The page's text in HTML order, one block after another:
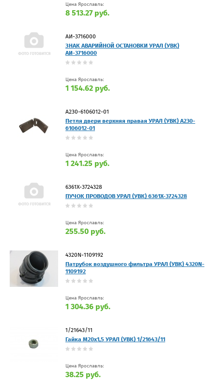
Цена Ярославль:
8 513.27 руб.
АИ-3716000
ЗНАК АВАРИЙНОЙ ОСТАНОВКИ УРАЛ (УВК)
АИ-3716000
Цена Ярославль:
1 154.62 руб.
А230-6106012-01
Петля двери верхняя правая УРАЛ (УВК) А230-
6106012-01
Цена Ярославль:
1 241.25 руб.
6361Х-3724328
ПУЧОК ПРОВОДОВ УРАЛ (УВК) 6361Х-3724328
Цена Ярославль:
255.50 руб.
4320N-1109192
Патрубок воздушного фильтра УРАЛ (УВК) 4320N-
1109192
Цена Ярославль:
1 304.36 руб.
1/21643/11
Гайка М20х1,5 УРАЛ (УВК) 1/21643/11
Цена Ярославль:
38.25 руб.